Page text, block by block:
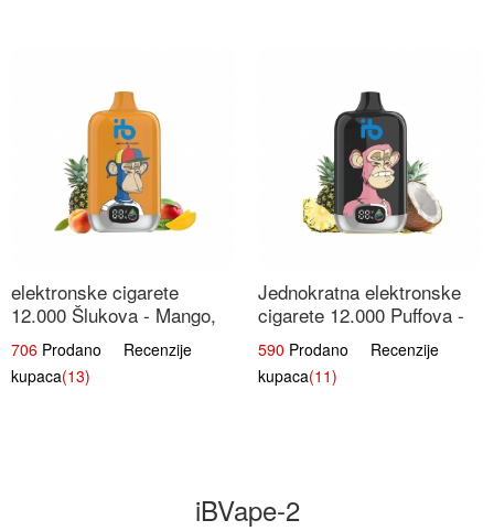
elektronske cigarete
12.000 Šlukova - Mango,
Ananas, Breskva | Tropska
Voćna Mješavina
706 Prodano Recenzije
kupaca(13)
Jednokratna elektronske
cigarete 12.000 Puffova -
Ananas i Kokos Sladoled |
Tropski Desert
590 Prodano Recenzije
kupaca(11)
iBVape-2